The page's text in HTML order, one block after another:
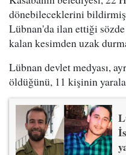
dönebileceklerini
Lübnan'da ilan ettiği
kalan kesimden uzak
Lübnan devlet medyası,
öldüğünü, 11 kişinin